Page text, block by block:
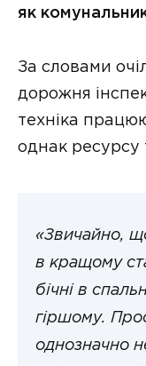
як
За словами
дорожня
техніка
однак ресурсу
«Звичайно,
в кращому
бічні в
гіршому.
однозначно